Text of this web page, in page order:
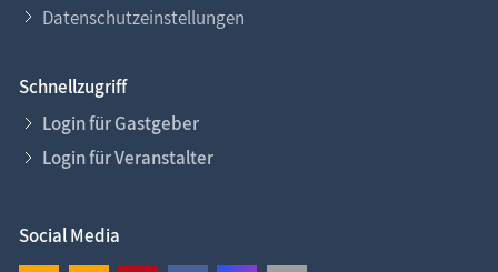
Datenschutzeinstellungen
Schnellzugriff
Login für Gastgeber
Login für Veranstalter
Social Media